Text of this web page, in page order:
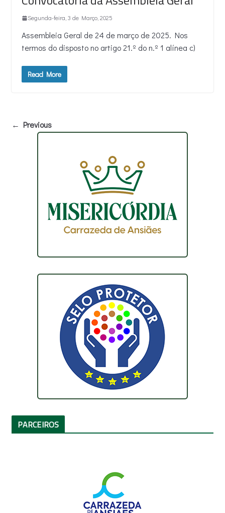
Segunda-feira, 3 de Março, 2025
Assembleia Geral de 24 de março de 2025. Nos
termos do disposto no artigo 21.º do n.º 1 alínea c)
Read More
← Previous
PARCEIROS